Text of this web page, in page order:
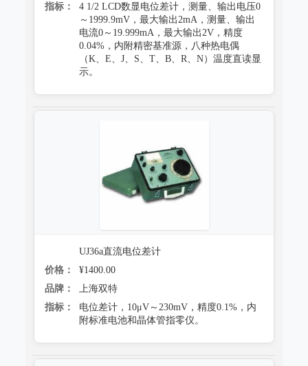
指标：
4 1/2 LCD数显电位差计，测量、输出电压0
～1999.9mV，最大输出2mA，测量、输出
电流0～19.999mA，最大输出2V，精度
0.04%，内附精密基准源，八种热电偶
（K、E、J、S、T、B、R、N）温度直读显
示。
UJ36a直流电位差计
价格：
¥1400.00
品牌：
上海双特
指标：
电位差计，10μV～230mV，精度0.1%，内
附标准电池和晶体管指零仪。